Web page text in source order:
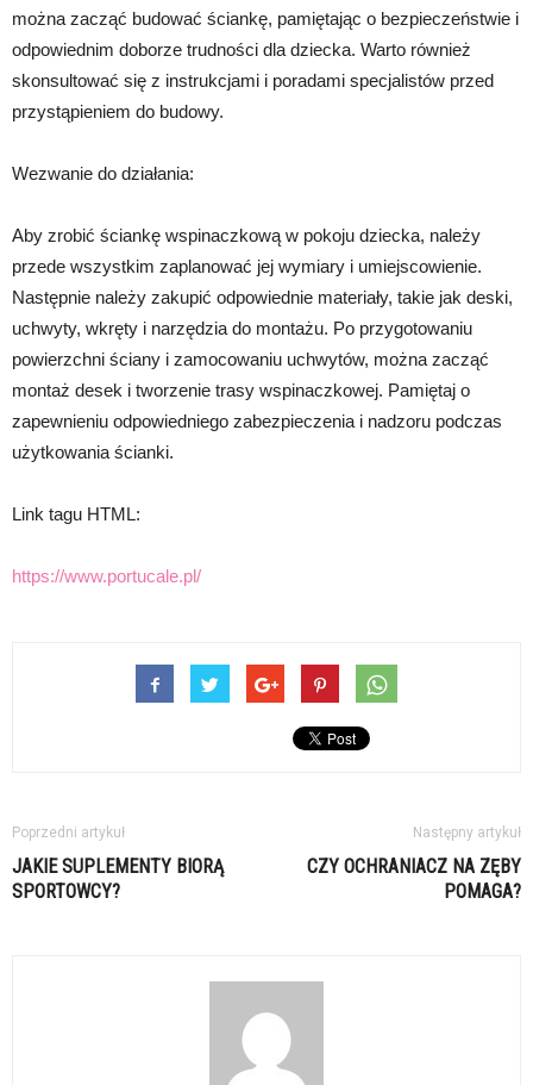
można zacząć budować ściankę, pamiętając o bezpieczeństwie i
odpowiednim doborze trudności dla dziecka. Warto również
skonsultować się z instrukcjami i poradami specjalistów przed
przystąpieniem do budowy.
Wezwanie do działania:
Aby zrobić ściankę wspinaczkową w pokoju dziecka, należy
przede wszystkim zaplanować jej wymiary i umiejscowienie.
Następnie należy zakupić odpowiednie materiały, takie jak deski,
uchwyty, wkręty i narzędzia do montażu. Po przygotowaniu
powierzchni ściany i zamocowaniu uchwytów, można zacząć
montaż desek i tworzenie trasy wspinaczkowej. Pamiętaj o
zapewnieniu odpowiedniego zabezpieczenia i nadzoru podczas
użytkowania ścianki.
Link tagu HTML:
https://www.portucale.pl/
Poprzedni artykuł
JAKIE SUPLEMENTY BIORĄ
SPORTOWCY?
Następny artykuł
CZY OCHRANIACZ NA ZĘBY
POMAGA?